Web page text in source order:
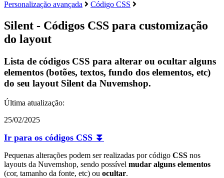
Personalização avançada
Código CSS
Silent - Códigos CSS para customização
do layout
Lista de códigos CSS para alterar ou ocultar alguns
elementos (botões, textos, fundo dos elementos, etc)
do seu layout Silent da Nuvemshop.
Última atualização:
25/02/2025
Ir para os códigos CSS ⏬
Pequenas alterações podem ser realizadas por código CSS nos
layouts da Nuvemshop, sendo possível mudar alguns elementos
(cor, tamanho da fonte, etc) ou ocultar.